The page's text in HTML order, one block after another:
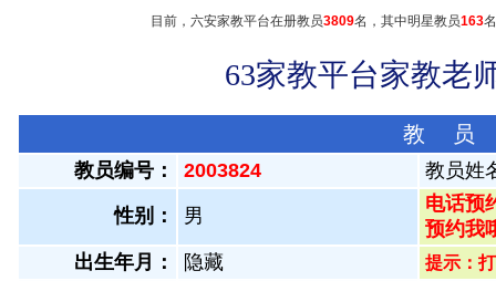
目前，六安家教平台在册教员3809名，其中明星教员163
63家教平台家教老
教 员
教员编号： 2003824 教员姓
性别： 男
电话预
预约我
出生年月：
隐藏 提示：